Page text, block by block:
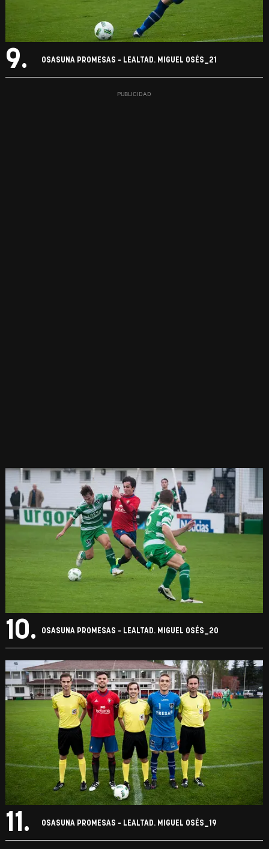
9. OSASUNA PROMESAS - LEALTAD. MIGUEL OSÉS_21
10. OSASUNA PROMESAS - LEALTAD. MIGUEL OSÉS_20
11. OSASUNA PROMESAS - LEALTAD. MIGUEL OSÉS_19